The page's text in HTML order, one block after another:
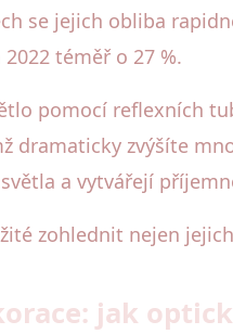
se jejich obliba
téměř o 27 %.
pomocí reflexních
dramaticky zvýšíte
a vytvářejí
zohlednit nejen
jak